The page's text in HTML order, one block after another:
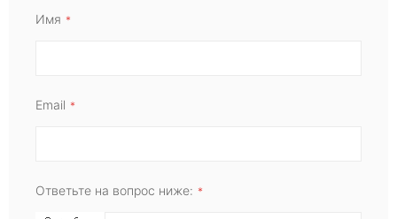
Имя
Email
Ответьте на вопрос ниже: